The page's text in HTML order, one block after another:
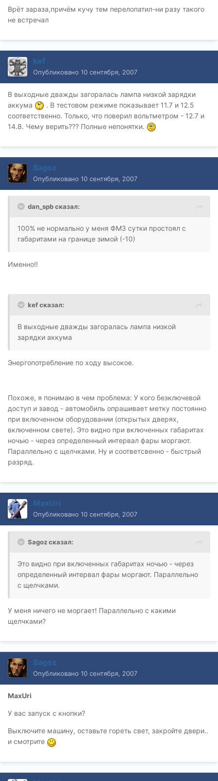
Врёт зараза,причём кучу тем перелопатил-ни разу такого
не встречал
kef
Опубликовано 10 сентября, 2007
В выходные дважды загоралась лампа низкой зарядки
аккума
. В тестовом режиме показывает 11.7 и 12.5
соответственно. Только, что поверил вольтметром - 12.7 и
14.8. Чему верить??? Полные непонятки.
Sagoz
Опубликовано 10 сентября, 2007
dan_spb сказал:
100% не нормально у меня ФМ3 сутки простоял с
габаритами на границе зимой (-10)
Именно!!
kef сказал:
В выходные дважды загоралась лампа низкой
зарядки аккума
Энергопотребление по ходу высокое.
Похоже, я понимаю в чем проблема: У кого безключевой
доступ и завод - автомобиль опрашивает метку постоянно
при включенном оборудовании (открытых дверях,
включенном свете). Это видно при включенных габаритах
ночью - через определенный интервал фары моргают.
Параллельно с щелчками. Ну и соответсвенно - быстрый
разряд.
MaxUri
Опубликовано 10 сентября, 2007
Sagoz сказал:
Это видно при включенных габаритах ночью - через
определенный интервал фары моргают. Параллельно
с щелчками.
У меня ничего не моргает! Параллельно с какими
щелчками?
Sagoz
Опубликовано 10 сентября, 2007
MaxUri
У вас запуск с кнопки?
Выключите машину, оставьте гореть свет, закройте двери..
и смотрите